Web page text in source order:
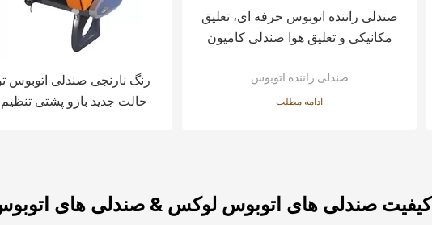
رنگ نارنجی صندلی اتوبوس
حالت جدید بازو پشتی
صندلی راننده اتوبوس حرفه ای، تعلیق
مکانیکی و تعلیق هوا صندلی کامیون
صندلی راننده اتوبوس
ادامه مطلب
کیفیت صندلی های اتوبوس لوکس & صندلی های